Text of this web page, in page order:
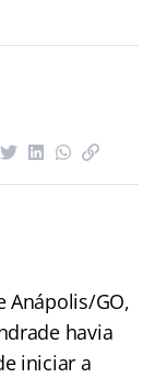
Anápolis/GO,
havia
iniciar a